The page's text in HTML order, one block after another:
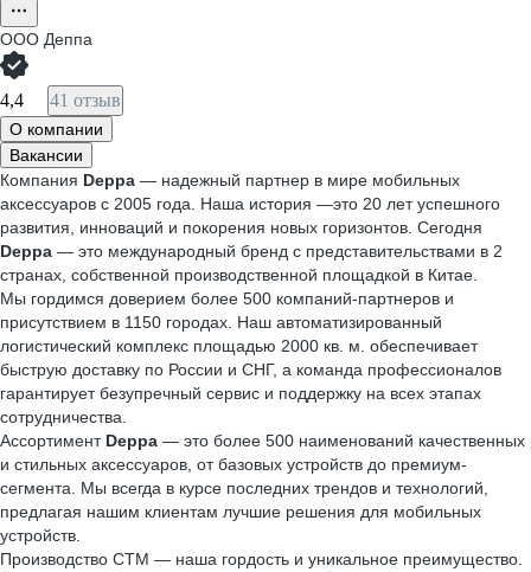
ООО Деппа
4,4 41 отзыв
О компании
Вакансии
Компания Deppa — надежный партнер в мире мобильных
аксессуаров с 2005 года. Наша история —это 20 лет успешного
развития, инноваций и покорения новых горизонтов. Сегодня
Deppa — это международный бренд с представительствами в 2
странах, собственной производственной площадкой в Китае.
Мы гордимся доверием более 500 компаний-партнеров и
присутствием в 1150 городах. Наш автоматизированный
логистический комплекс площадью 2000 кв. м. обеспечивает
быструю доставку по России и СНГ, а команда профессионалов
гарантирует безупречный сервис и поддержку на всех этапах
сотрудничества.
Ассортимент Deppa — это более 500 наименований качественных
и стильных аксессуаров, от базовых устройств до премиум-
сегмента. Мы всегда в курсе последних трендов и технологий,
предлагая нашим клиентам лучшие решения для мобильных
устройств.
Производство СТМ — наша гордость и уникальное преимущество.